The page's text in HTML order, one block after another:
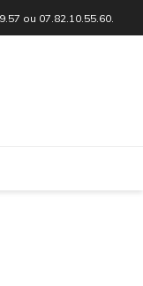
ou 07.82.10.55.60.